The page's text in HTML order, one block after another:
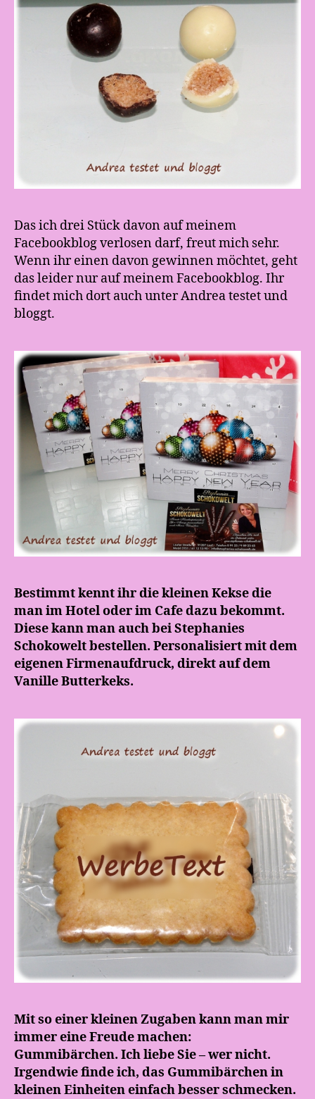
Das ich drei Stück davon auf meinem
Facebookblog verlosen darf, freut mich sehr.
Wenn ihr einen davon gewinnen möchtet, geht
das leider nur auf meinem Facebookblog. Ihr
findet mich dort auch unter Andrea testet und
bloggt.
Bestimmt kennt ihr die kleinen Kekse die
man im Hotel oder im Cafe dazu bekommt.
Diese kann man auch bei Stephanies
Schokowelt bestellen. Personalisiert mit dem
eigenen Firmenaufdruck, direkt auf dem
Vanille Butterkeks.
Mit so einer kleinen Zugaben kann man mir
immer eine Freude machen:
Gummibärchen. Ich liebe Sie – wer nicht.
Irgendwie finde ich, das Gummibärchen in
kleinen Einheiten einfach besser schmecken.